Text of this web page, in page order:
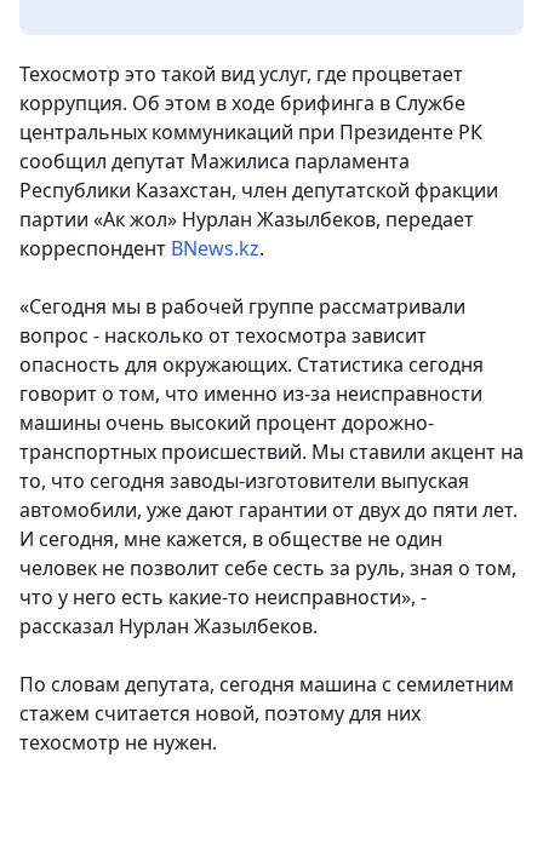
Техосмотр это такой вид услуг, где процветает
коррупция. Об этом в ходе брифинга в Службе
центральных коммуникаций при Президенте РК
сообщил депутат Мажилиса парламента
Республики Казахстан, член депутатской фракции
партии «Ак жол» Нурлан Жазылбеков, передает
корреспондент BNews.kz.
«Сегодня мы в рабочей группе рассматривали
вопрос - насколько от техосмотра зависит
опасность для окружающих. Статистика сегодня
говорит о том, что именно из-за неисправности
машины очень высокий процент дорожно-
транспортных происшествий. Мы ставили акцент на
то, что сегодня заводы-изготовители выпуская
автомобили, уже дают гарантии от двух до пяти лет.
И сегодня, мне кажется, в обществе не один
человек не позволит себе сесть за руль, зная о том,
что у него есть какие-то неисправности», -
рассказал Нурлан Жазылбеков.
По словам депутата, сегодня машина с семилетним
стажем считается новой, поэтому для них
техосмотр не нужен.